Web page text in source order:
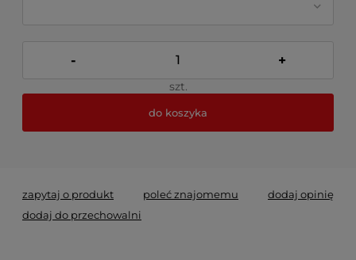
- +
szt.
do koszyka
zapytaj o produkt poleć znajomemu
dodaj opinię
dodaj do przechowalni